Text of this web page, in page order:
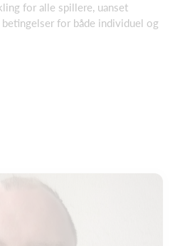
for alle spillere, uanset
for både individuel og